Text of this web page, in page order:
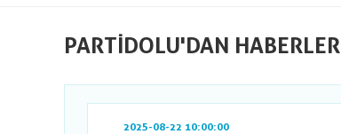
PARTIDOLU'DAN HABERLER
2025-08-22 10:00:00